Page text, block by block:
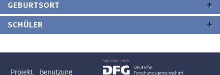
GEBURTSORT
SCHÜLER
Projekt Benutzung